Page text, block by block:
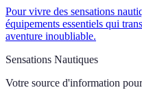
Pour vivre des sensations
équipements essentiels qui
aventure inoubliable.
Sensations Nautiques
Votre source d'information